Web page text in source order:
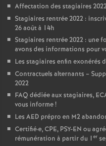
Affectation des stagiaires
Stagiaires rentrée 2022 :
26 août à 14h
Stagiaires rentrée 2022 : une
avons des informations pour
Les stagiaires enfin exonérés
Contractuels alternants –
2022
FAQ dédiée aux stagiaires,
vous informe!
Les AED prépro en M2
Certifié·e, CPE, PSY-EN ou
rémunération à partir du 1 er